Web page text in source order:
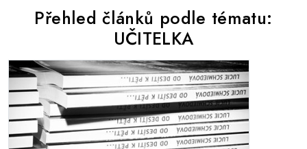
Přehled článků podle tématu:
UČITELKA